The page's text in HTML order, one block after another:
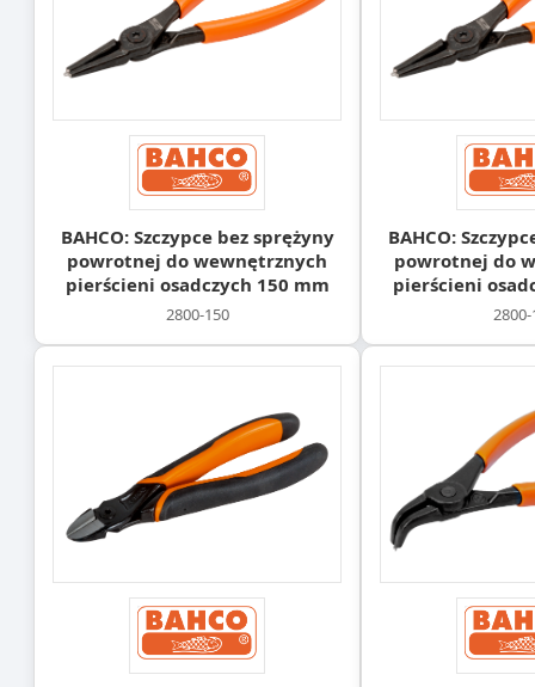
BAHCO: Szczypce bez sprężyny
powrotnej do wewnętrznych
pierścieni osadczych 150 mm
2800-150
BAHCO:
powrotnej do
pierścieni
2800-